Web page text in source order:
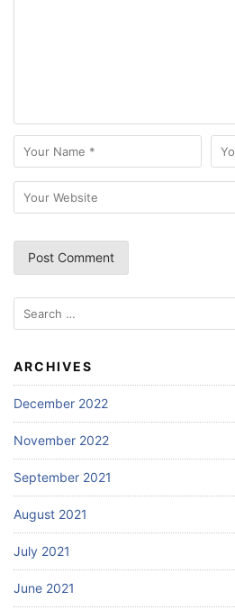
Search
for:
ARCHIVES
December 2022
November 2022
September 2021
August 2021
July 2021
June 2021